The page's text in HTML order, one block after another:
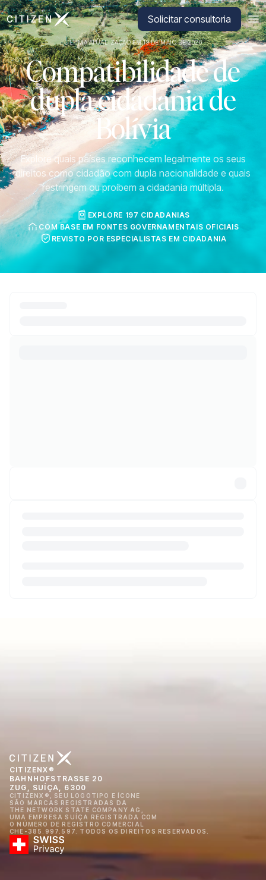
Ir para a página inicial da CitizenX Solicitar consultoria
ÚLTIMA ATUALIZAÇÃO EM 19 DE MAIO DE 2026
Compatibilidade de
dupla cidadania de
Bolívia
Explore quais países reconhecem legalmente os seus
direitos como cidadão com dupla nacionalidade e quais
restringem ou proíbem a cidadania múltipla.
EXPLORE 197 CIDADANIAS
COM BASE EM FONTES GOVERNAMENTAIS OFICIAIS
REVISTO POR ESPECIALISTAS EM CIDADANIA
CITIZENX®
BAHNHOFSTRASSE 20
ZUG, SUÍÇA, 6300
CITIZENX®, SEU LOGOTIPO E ÍCONE
SÃO MARCAS REGISTRADAS DA
THE NETWORK STATE COMPANY AG,
UMA EMPRESA SUÍÇA REGISTRADA COM
O NÚMERO DE REGISTRO COMERCIAL
CHE-385.997.597. TODOS OS DIREITOS RESERVADOS.